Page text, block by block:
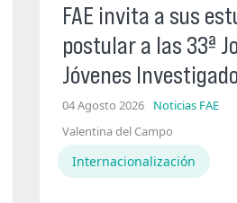
FAE invita a sus
postular a las 33ª
Jóvenes
04 Agosto 2026
Noticias FAE
Valentina del Campo
Internacionalización